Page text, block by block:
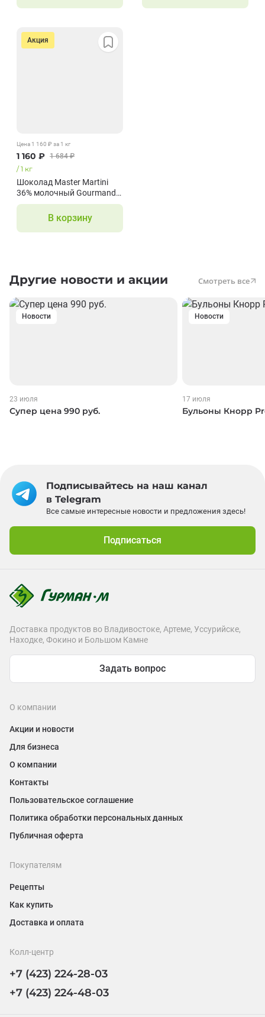
Акция
Цена 1 160 ₽ за 1 кг
1 160 ₽ 1 684₽
/1 кг
Шоколад Master Martini
36% молочный Gourmand
Milk Buttons
В корзину
Другие новости и акции Смотреть все
Новости
23 июля
Супер цена 990 руб.
Новости
17 июля
Бульоны Кнорр
Подписывайтесь на наш канал
в Telegram
Все самые интересные новости и предложения здесь!
Подписаться
О компании
Акции и новости
Для бизнеса
О компании
Контакты
Пользовательское соглашение
Политика обработки персональных данных
Публичная оферта
Покупателям
Рецепты
Как купить
Доставка и оплата
Колл-центр
+7 (423) 224-28-03
+7 (423) 224-48-03
Доставка продуктов во Владивостоке, Артеме, Уссурийске,
Находке, Фокино и Большом Камне
Задать вопрос